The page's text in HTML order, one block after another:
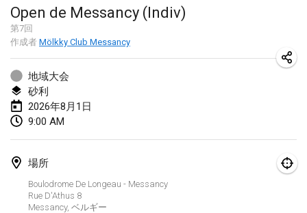
Open de Messancy (Indiv)
第7回
作成者 Mölkky Club Messancy
地域大会
砂利
2026年8月1日
9:00 AM
場所
Boulodrome De Longeau - Messancy
Rue D'Athus 8
Messancy, ベルギー
2026年1月17日| フランス
Concours de Honnelles
2026年1月18日|ベルギー
Tournoi de Mölkky - Lesfous Dubâtonvaigeois
2026年1月31日
2026年2月1日| オーストラリア